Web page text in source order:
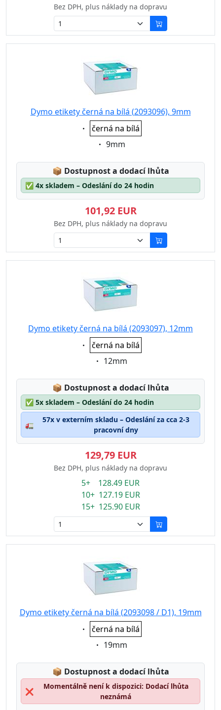
Bez DPH, plus náklady na dopravu
Dymo etikety černá na bílá (2093096), 9mm
Eigenschaft:
černá na bílá
Eigenschaft:
9mm
📦 Lagerstatus:
Dostupnost a dodací lhůta
✅ 4x skladem – Odeslání do 24 hodin
101,92 EUR
Bez DPH, plus náklady na dopravu
Dymo etikety černá na bílá (2093097), 12mm
Eigenschaft:
černá na bílá
Eigenschaft:
12mm
📦 Lagerstatus:
Dostupnost a dodací lhůta
✅ 5x skladem – Odeslání do 24 hodin
🚛
57x v externím skladu – Odeslání za cca 2-3
pracovní dny
129,79 EUR
Bez DPH, plus náklady na dopravu
5+ 128.49 EUR
10+ 127.19 EUR
15+ 125.90 EUR
Dymo etikety černá na bílá (2093098 / D1), 19mm
Eigenschaft:
černá na bílá
Eigenschaft:
19mm
📦 Lagerstatus:
Dostupnost a dodací lhůta
❌
Momentálně není k dispozici: Dodací lhůta
neznámá